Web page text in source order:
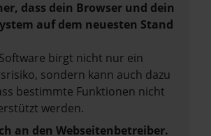
dass dein Browser und dein
auf dem neuesten Stand
birgt nicht nur ein
sondern kann auch dazu
bestimmte Funktionen nicht
werden.
an den Webseitenbetreiber.